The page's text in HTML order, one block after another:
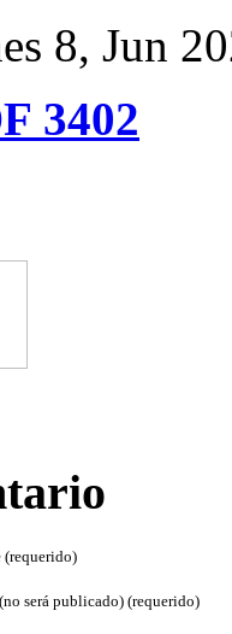
8, Jun
3402
(requerido)
será publicado) (requerido)